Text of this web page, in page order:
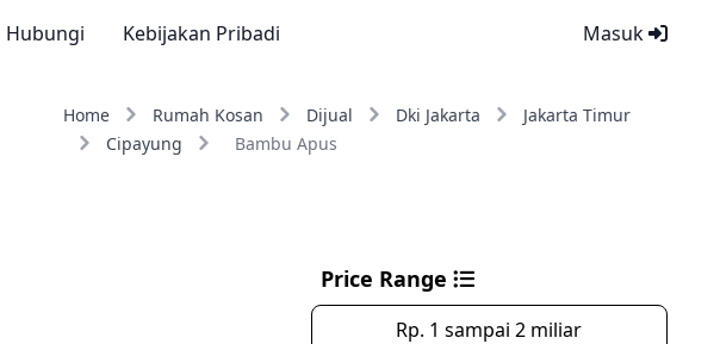
Masuk
Hubungi Kebijakan Pribadi
Home Rumah Kosan Dijual Dki Jakarta
Jakarta Timur
Cipayung
Bambu Apus
Price Range
Rp. 1 sampai 2 miliar